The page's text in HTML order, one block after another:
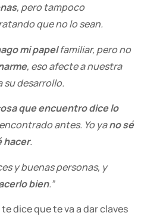
, pero tampoco
que no lo sean.
mi papelfamiliar, pero no
, eso afecte a nuestra
su desarrollo.
que encuentro dice lo
antes. Yo yano sé
hacer.
y buenas personas, y
bien.”
dice que te va a dar claves